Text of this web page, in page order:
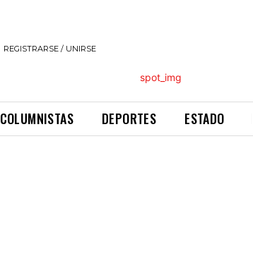
REGISTRARSE / UNIRSE
COLUMNISTAS DEPORTES ESTADO